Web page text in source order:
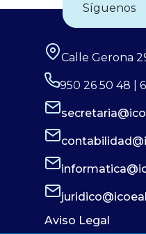
Síguenos
Calle Gerona
950 26 50 48 |
Aviso Legal